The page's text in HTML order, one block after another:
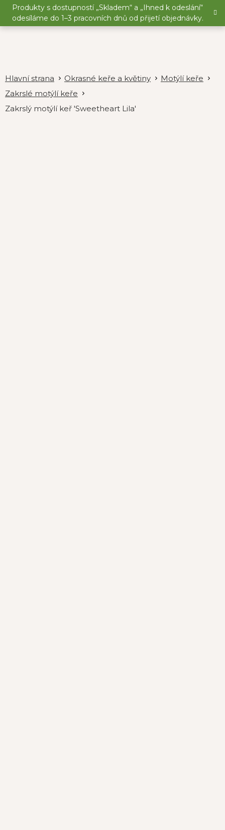
Přejít
obsah
Produkty s dostupností „Skladem“ a „Ihned k odeslání“
odesíláme do 1–3 pracovních dnů od přijetí objednávky.
Okrasné keře a květiny
Motýlí keře
Zakrslé motýlí keře
Zakrslý motýlí keř 'Sweetheart Lila'